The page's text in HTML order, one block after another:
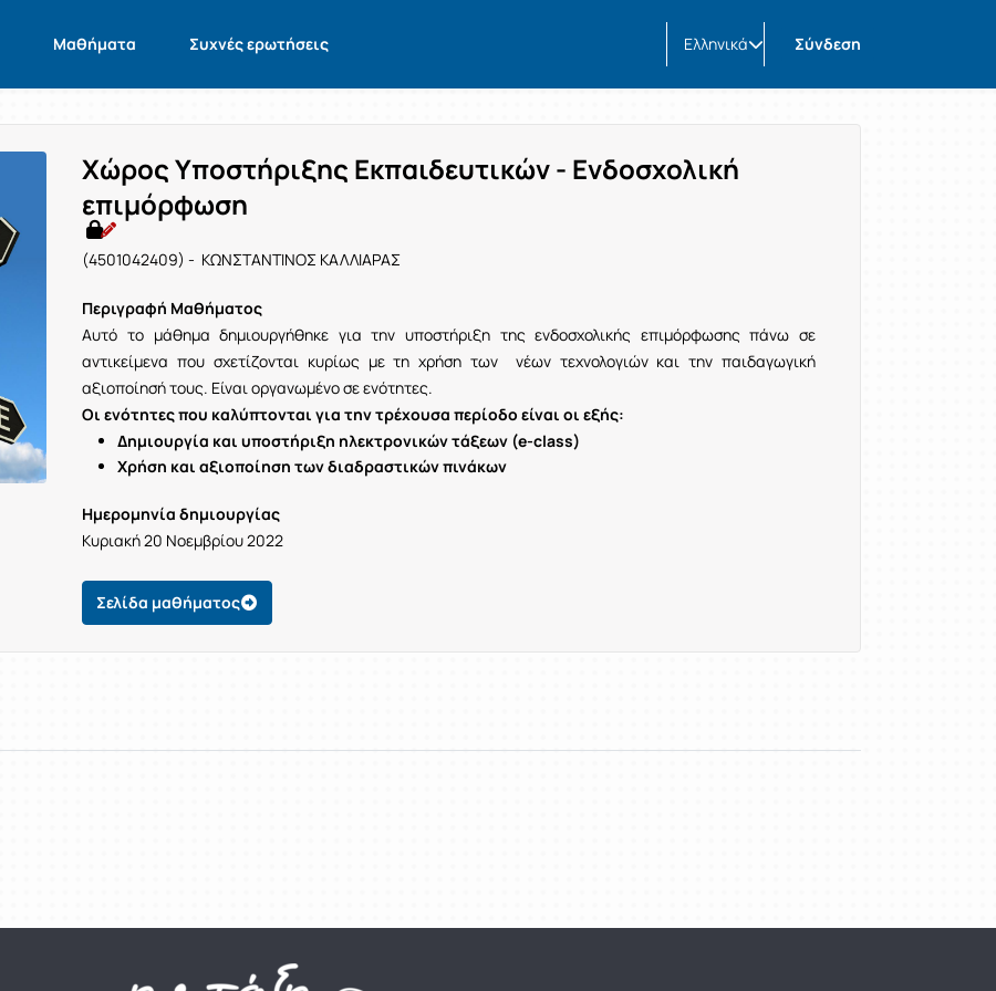
Μαθήματα Συχνές ερωτήσεις Ελληνικά Σύνδεση
Χώρος Υποστήριξης Εκπαιδευτικών - Ενδοσχολική
επιμόρφωση
(4501042409) - ΚΩΝΣΤΑΝΤΙΝΟΣ ΚΑΛΛΙΑΡΑΣ
Περιγραφή Μαθήματος
Αυτό το μάθημα δημιουργήθηκε για την υποστήριξη της ενδοσχολικής επιμόρφωσης πάνω σε
αντικείμενα που σχετίζονται κυρίως με τη χρήση των νέων τεχνολογιών και την παιδαγωγική
αξιοποίησή τους. Είναι οργανωμένο σε ενότητες.
Οι ενότητες που καλύπτονται για την τρέχουσα περίοδο είναι οι εξής:
Δημιουργία και υποστήριξη ηλεκτρονικών τάξεων (e-class)
Χρήση και αξιοποίηση των διαδραστικών πινάκων
Ημερομηνία δημιουργίας
Κυριακή 20 Νοεμβρίου 2022
Σελίδα μαθήματος